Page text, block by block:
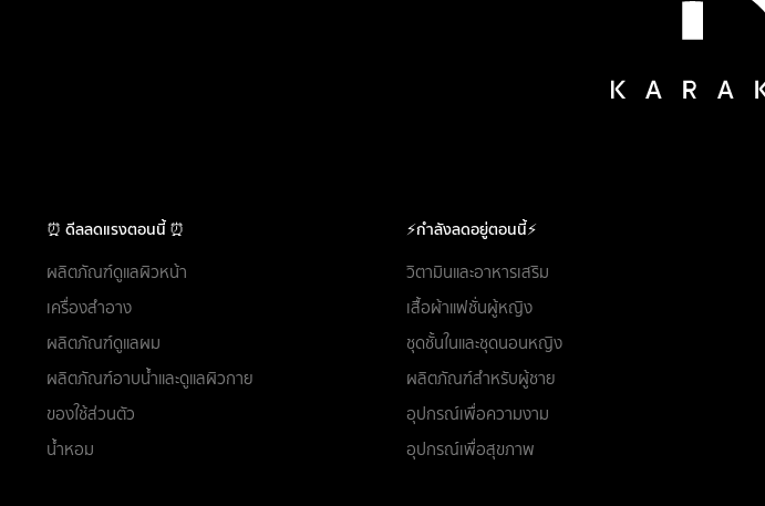
⏰ ดีลลดแรงตอนนี้ ⏰
ผลิตภัณฑ์ดูแลผิวหน้า
เครื่องสำอาง
ผลิตภัณฑ์ดูแลผม
ผลิตภัณฑ์อาบน้ำและดูแลผิวกาย
ของใช้ส่วนตัว
น้ำหอม
⚡กำลังลดอยู่ตอนนี้⚡
วิตามินและอาหารเสริม
เสื้อผ้าแฟชั่นผู้หญิง
ชุดชั้นในและชุดนอนหญิง
ผลิตภัณฑ์สำหรับผู้ชาย
อุปกรณ์เพื่อความงาม
อุปกรณ์เพื่อสุขภาพ